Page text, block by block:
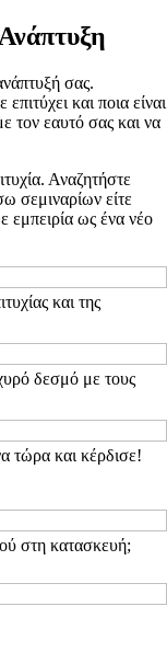
σας.
και ποια είναι
τον εαυτό σας και να
Αναζητήστε
σεμιναρίων είτε
εμπειρία ως ένα νέο
και της
δεσμό με τους
τώρα και κέρδισε!
στη κατασκευή;